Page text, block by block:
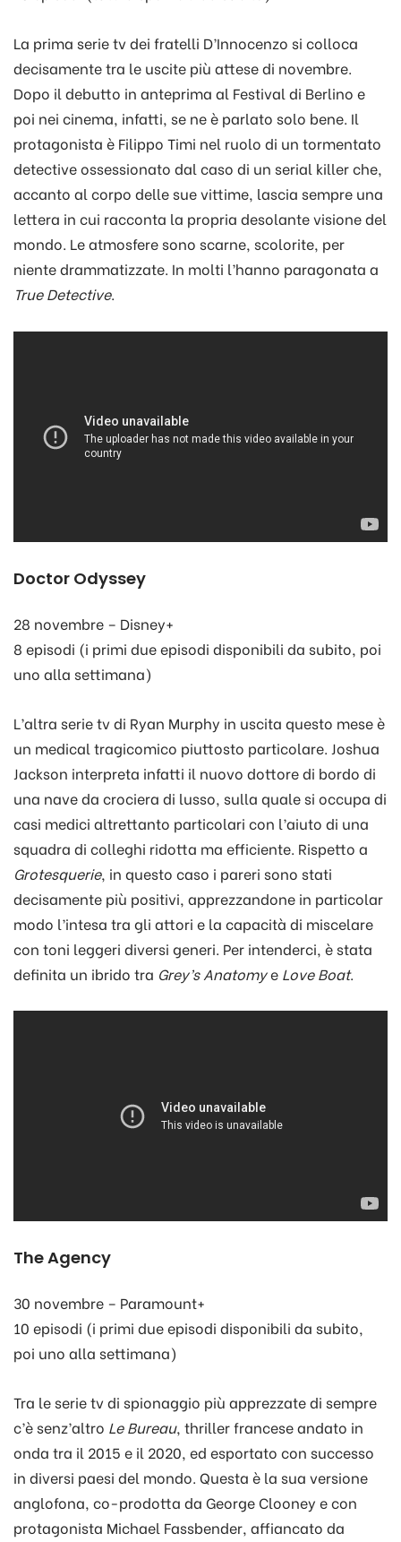
La prima serie tv dei fratelli D’Innocenzo si colloca
decisamente tra le uscite più attese di novembre.
Dopo il debutto in anteprima al Festival di Berlino e
poi nei cinema, infatti, se ne è parlato solo bene. Il
protagonista è Filippo Timi nel ruolo di un tormentato
detective ossessionato dal caso di un serial killer che,
accanto al corpo delle sue vittime, lascia sempre una
lettera in cui racconta la propria desolante visione del
mondo. Le atmosfere sono scarne, scolorite, per
niente drammatizzate. In molti l’hanno paragonata a
True Detective.
Doctor Odyssey
28 novembre – Disney+
8 episodi (i primi due episodi disponibili da subito, poi
uno alla settimana)
L’altra serie tv di Ryan Murphy in uscita questo mese è
un medical tragicomico piuttosto particolare. Joshua
Jackson interpreta infatti il nuovo dottore di bordo di
una nave da crociera di lusso, sulla quale si occupa di
casi medici altrettanto particolari con l’aiuto di una
squadra di colleghi ridotta ma efficiente. Rispetto a
Grotesquerie, in questo caso i pareri sono stati
decisamente più positivi, apprezzandone in particolar
modo l’intesa tra gli attori e la capacità di miscelare
con toni leggeri diversi generi. Per intenderci, è stata
definita un ibrido tra Grey’s Anatomye Love Boat.
The Agency
30 novembre – Paramount+
10 episodi (i primi due episodi disponibili da subito,
poi uno alla settimana)
Tra le serie tv di spionaggio più apprezzate di sempre
c’è senz’altro Le Bureau, thriller francese andato in
onda tra il 2015 e il 2020, ed esportato con successo
in diversi paesi del mondo. Questa è la sua versione
anglofona, co-prodotta da George Clooney e con
protagonista Michael Fassbender, affiancato da